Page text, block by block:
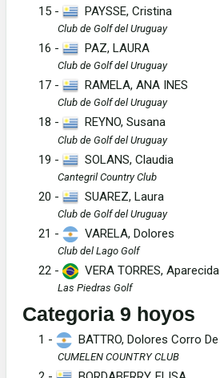
15 - PAYSSE, Cristina
Club de Golf del Uruguay
16 - PAZ, LAURA
Club de Golf del Uruguay
17 - RAMELA, ANA INES
Club de Golf del Uruguay
18 - REYNO, Susana
Club de Golf del Uruguay
19 - SOLANS, Claudia
Cantegril Country Club
20 - SUAREZ, Laura
Club de Golf del Uruguay
21 - VARELA, Dolores
Club del Lago Golf
22 - VERA TORRES, Aparecida
Las Piedras Golf
Categoria 9 hoyos
1 - BATTRO, Dolores Corro De
CUMELEN COUNTRY CLUB